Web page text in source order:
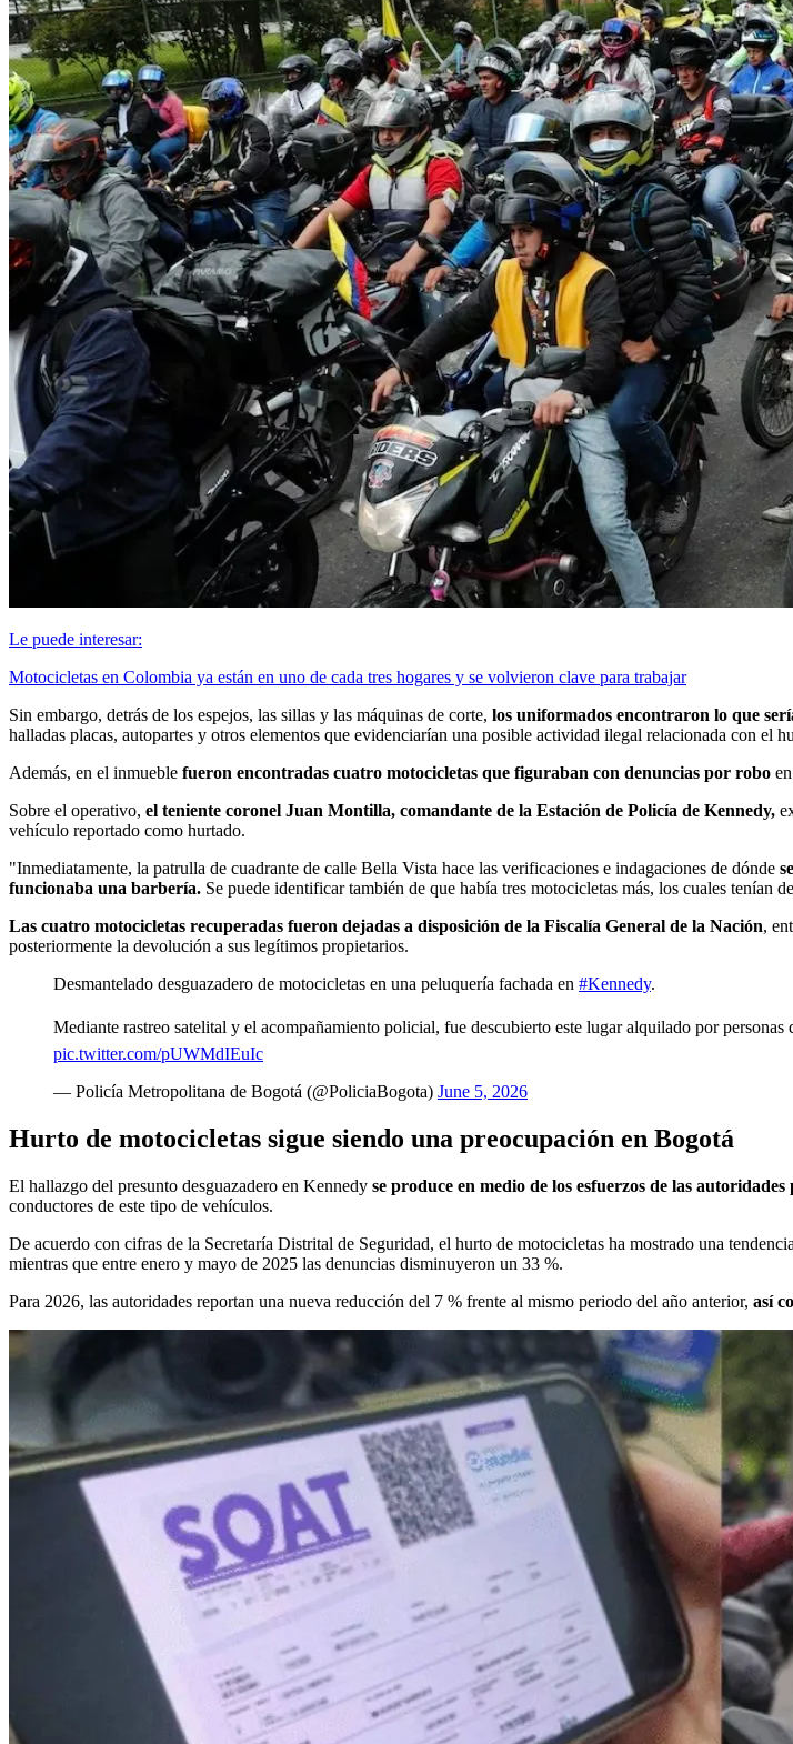
Le puede interesar:
Motocicletas en Colombia ya están en uno de cada tres hogares y se volvieron clave para trabajar
Sin embargo, detrás de los espejos, las sillas y las máquinas de corte, los uniformados encontraron lo que
halladas placas, autopartes y otros elementos que evidenciarían una posible actividad ilegal relacionada con el
Además, en el inmueble fueron encontradas cuatro motocicletas que figuraban con denuncias por robo
Sobre el operativo, el teniente coronel Juan Montilla, comandante de la Estación de Policía de Kennedy,
vehículo reportado como hurtado.
"Inmediatamente, la patrulla de cuadrante de calle Bella Vista hace las verificaciones e indagaciones de dónde
funcionaba una barbería. Se puede identificar también de que había tres motocicletas más, los cuales
Las cuatro motocicletas recuperadas fueron dejadas a disposición de la Fiscalía General de la Nación,
posteriormente la devolución a sus legítimos propietarios.
Desmantelado desguazadero de motocicletas en una peluquería fachada en #Kennedy.
Mediante rastreo satelital y el acompañamiento policial, fue descubierto este lugar alquilado por
pic.twitter.com/pUWMdIEuIc
— Policía Metropolitana de Bogotá (@PoliciaBogota) June 5, 2026
Hurto de motocicletas sigue siendo una preocupación en Bogotá
El hallazgo del presunto desguazadero en Kennedy se produce en medio de los esfuerzos de las
conductores de este tipo de vehículos.
De acuerdo con cifras de la Secretaría Distrital de Seguridad, el hurto de motocicletas ha mostrado una
mientras que entre enero y mayo de 2025 las denuncias disminuyeron un 33 %.
Para 2026, las autoridades reportan una nueva reducción del 7 % frente al mismo periodo del año anterior, así